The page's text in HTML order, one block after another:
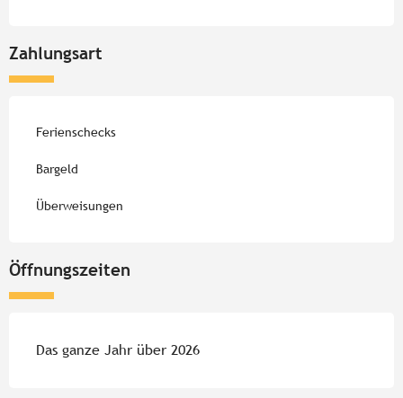
Zahlungsart
Ferienschecks
Bargeld
Überweisungen
Öffnungszeiten
Das ganze Jahr über 2026